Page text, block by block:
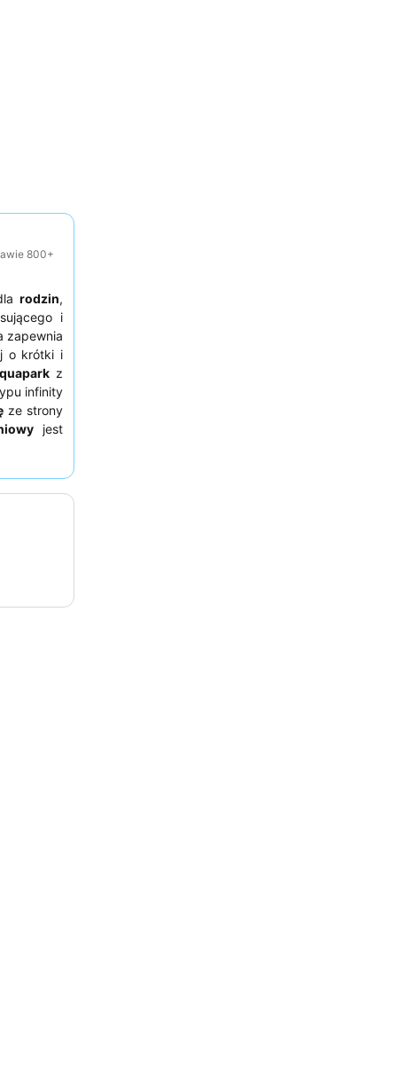
800+
rodzin,
i
zapewnia
o krótki i
z
infinity
ze strony
jest
pokój z